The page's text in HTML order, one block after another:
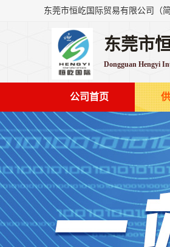
东莞市
Dongguan Hengyi
公司首页